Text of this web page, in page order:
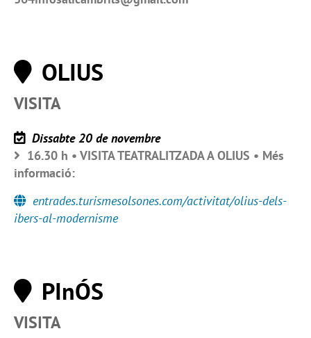
OLIUS
VISITA
Dissabte 20 de novembre
16.30 h • VISITA TEATRALITZADA A OLIUS • Més
informació:
entrades.turismesolsones.com/activitat/olius-dels-
ibers-al-modernisme
PInÓS
VISITA